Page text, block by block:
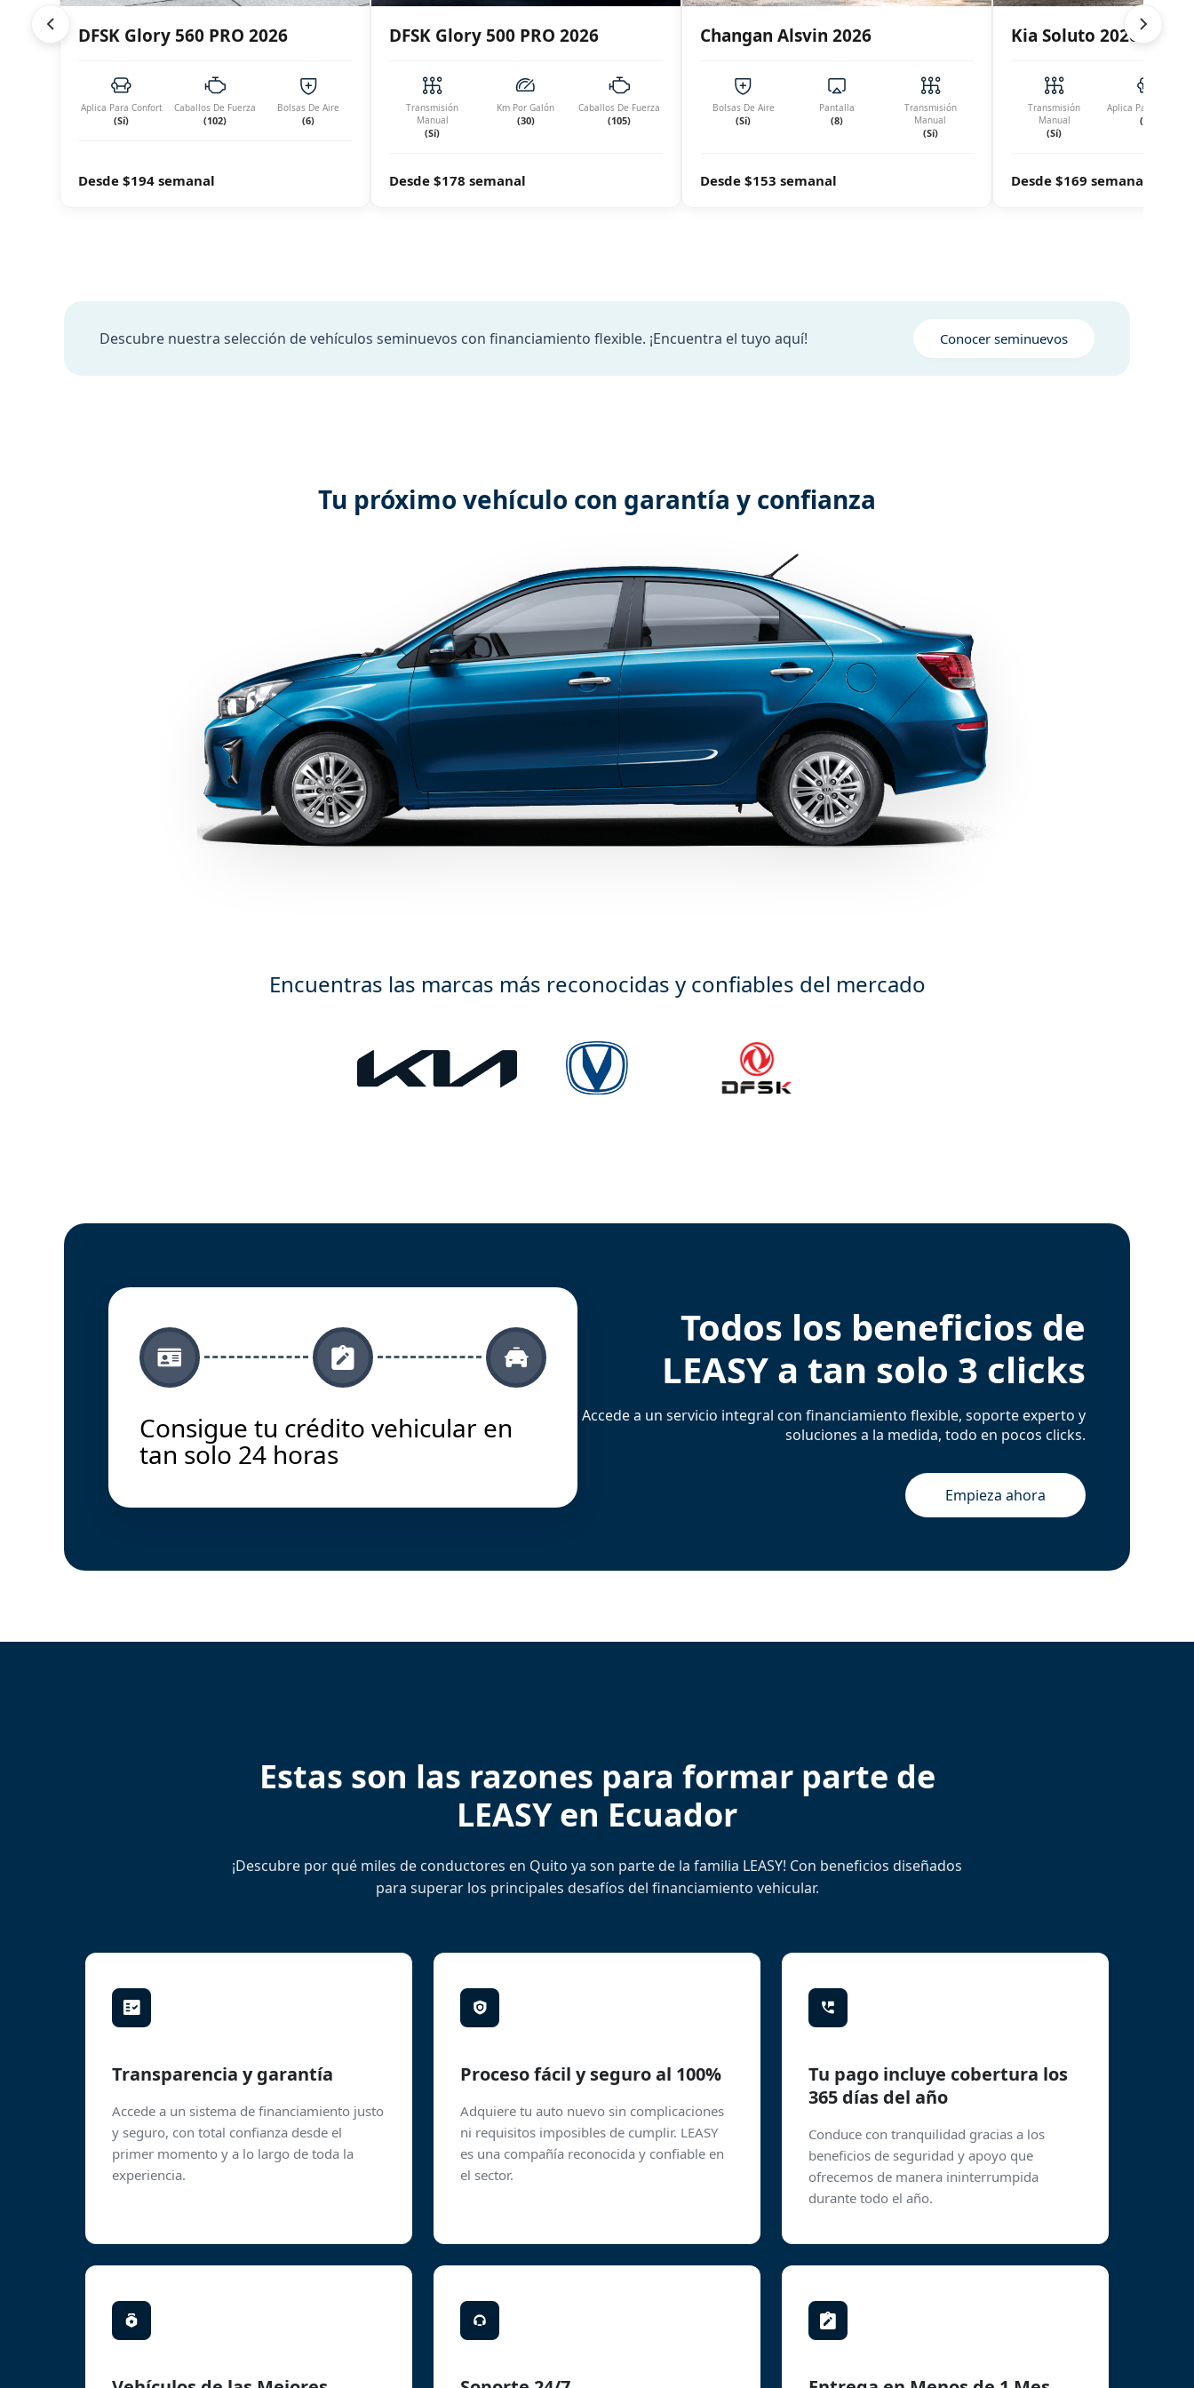
DFSK Glory 560 PRO 2026
Aplica Para Confort
(Sí)
Caballos De Fuerza
(102)
Bolsas De Aire
(6)
Desde $194 semanal
DFSK Glory 500 PRO 2026
Transmisión
Manual
(Sí)
Km Por Galón
(30)
Caballos De Fuerza
(105)
Desde $178 semanal
Changan Alsvin 2026
Bolsas De Aire
(Sí)
Pantalla
(8)
Transmisión
Manual
(Sí)
Desde $153 semanal
Kia Soluto 2026
Transmisión
Manual
(Sí)
Aplica Para Confort
(Sí)
Desde $169 semanal
Descubre nuestra selección de vehículos seminuevos con financiamiento flexible. ¡Encuentra el tuyo aquí! Conocer seminuevos
Tu próximo vehículo con garantía y confianza
Encuentras las marcas más reconocidas y confiables del mercado
Consigue tu crédito vehicular en
tan solo 24 horas
Todos los beneficios de
LEASY a tan solo 3 clicks
Accede a un servicio integral con financiamiento flexible, soporte experto y
soluciones a la medida, todo en pocos clicks.
Empieza ahora
Estas son las razones para formar parte de
LEASY en Ecuador
¡Descubre por qué miles de conductores en Quito ya son parte de la familia LEASY! Con beneficios diseñados
para superar los principales desafíos del financiamiento vehicular.
Transparencia y garantía
Accede a un sistema de financiamiento justo
y seguro, con total confianza desde el
primer momento y a lo largo de toda la
experiencia.
Proceso fácil y seguro al 100%
Adquiere tu auto nuevo sin complicaciones
ni requisitos imposibles de cumplir. LEASY
es una compañía reconocida y confiable en
el sector.
Tu pago incluye cobertura los
365 días del año
Conduce con tranquilidad gracias a los
beneficios de seguridad y apoyo que
ofrecemos de manera ininterrumpida
durante todo el año.